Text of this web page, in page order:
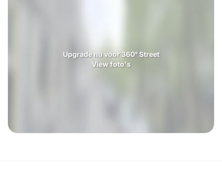
Upgrade nu voor 360° Street
View foto's